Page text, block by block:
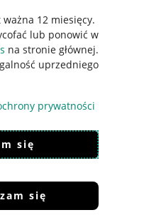
12 miesięcy.
lub ponowić w
na stronie głównej.
uprzedniego
prywatności
się
się
regulaminu